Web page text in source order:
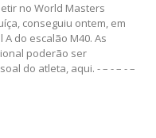
no World Masters
conseguiu ontem, em
do escalão M40. As
poderão ser
do atleta, aqui. - – - – - –